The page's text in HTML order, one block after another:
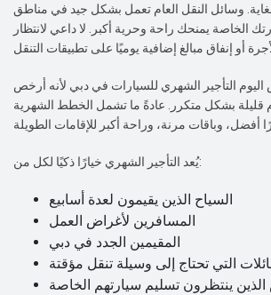
وسائل النقل العام تعمل بشكل جيد في مناطق
الخاصة يمنحك راحة وحرية أكبر. لا داعي لانتظار
اليوم التأجير الشهري للسيارات في دبي لأنه أرخص
قليلة بشكل متكرر. عادةً ما تشمل الخطط الشهرية
يُعد التأجير الشهري خيارًا ذكيًا لكل من:
السياح الذين يقيمون لعدة أسابيع
المسافرين لأغراض العمل
المقيمين الجدد في دبي
التي تحتاج إلى وسيلة تنقل مؤقتة
الذين ينتظرون تسليم سيارتهم الخاصة